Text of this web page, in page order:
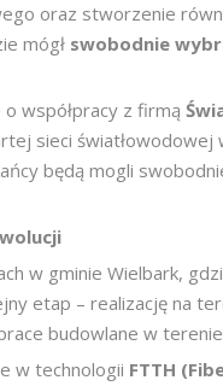
oraz stworzenie
mógł swobodnie
współpracy z firmą
sieci światłowodowej
będą mogli
w gminie Wielbark,
etap – realizację na
budowlane w
w technologii FTTH